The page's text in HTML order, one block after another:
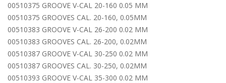
00510375 GROOVE V-CAL 20-160 0.05 MM
00510375 GROOVES CAL. 20-160, 0.05MM
00510383 GROOVE V-CAL 26-200 0.02 MM
00510383 GROOVES CAL. 26-200, 0.02MM
00510387 GROOVE V-CAL 30-250 0.02 MM
00510387 GROOVES CAL. 30-250, 0.02MM
00510393 GROOVE V-CAL 35-300 0.02 MM